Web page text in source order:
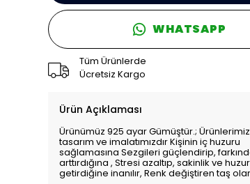
WHATSAPP
Tüm Ürünlerde
Ücretsiz Kargo
Ürün Açıklaması
Ürünümüz 925 ayar Gümüştür.;
tasarım ve imalatımızdır Kişinin iç huzuru
sağlamasına Sezgileri güçlendirip,
arttırdığına , Stresi azaltıp, sakinlik ve huzur
getirdiğine inanılır, Renk değiştiren taş